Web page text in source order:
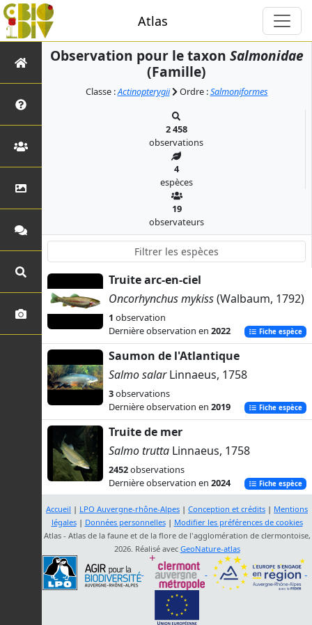
Atlas
Observation pour le taxon Salmonidae
(Famille)
Classe :Actinopterygii Ordre :Salmoniformes
2 458
observations
4
espèces
19
observateurs
Truite arc-en-ciel
Oncorhynchus mykiss(Walbaum, 1792)
1 observation
Dernière observation en 2022 Fiche espèce
Saumon de l'Atlantique
Salmo salarLinnaeus, 1758
3observations
Dernière observation en 2019 Fiche espèce
Truite de mer
Salmo trutta Linnaeus, 1758
2452observations
Dernière observation en 2024 Fiche espèce
Omble de fontaine
Salvelinus fontinalis(Mitchill, 1814)
observations
Dernière observation en
1989 Fiche espèce
Accueil | LPO Auvergne-rhône-Alpes | Conception et crédits | Mentions
légales| Données personnelles| Modifier les préférences de cookies
Atlas - Atlas de la faune et de la flore de l'agglomération de clermontoise,
2026. Réalisé avec GeoNature-atlas